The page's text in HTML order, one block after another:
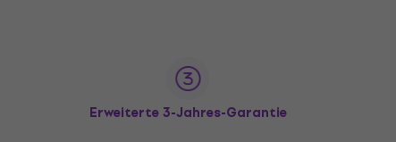
Erweiterte 3-Jahres-Garantie